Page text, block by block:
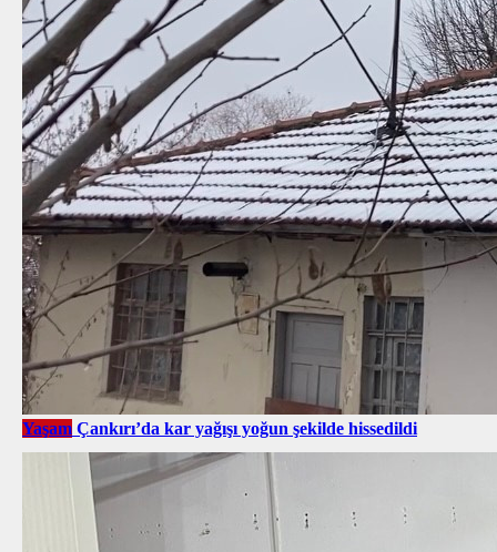
Yaşam Çankırı’da kar yağışı yoğun şekilde hissedildi